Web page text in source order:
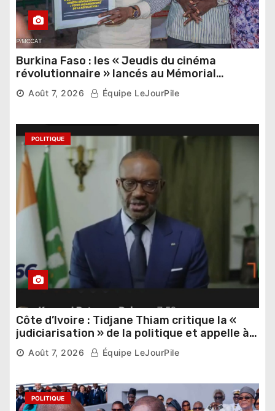
Burkina Faso : les « Jeudis du cinéma
révolutionnaire » lancés au Mémorial
Thomas Sankara
Août 7, 2026 Équipe LeJourPile
POLITIQUE
Côte d’Ivoire : Tidjane Thiam critique la «
judiciarisation » de la politique et appelle à
poursuivre l’apaisement
Août 7, 2026 Équipe LeJourPile
POLITIQUE